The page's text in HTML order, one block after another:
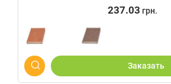
237.03 грн.
Заказать